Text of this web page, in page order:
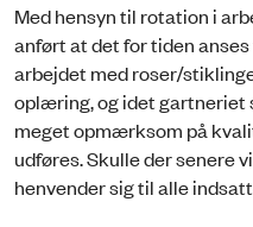
Med hensyn til rotation i
anført at det for tiden
arbejdet med roser/
oplæring, og idet gartneriet
meget opmærksom på
udføres. Skulle der senere
henvender sig til alle